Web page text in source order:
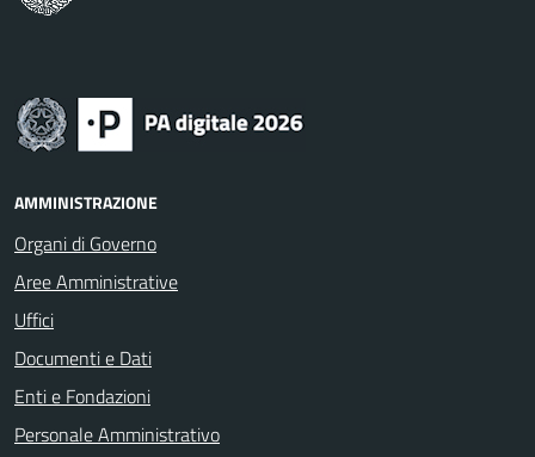
AMMINISTRAZIONE
Organi di Governo
Aree Amministrative
Uffici
Documenti e Dati
Enti e Fondazioni
Personale Amministrativo